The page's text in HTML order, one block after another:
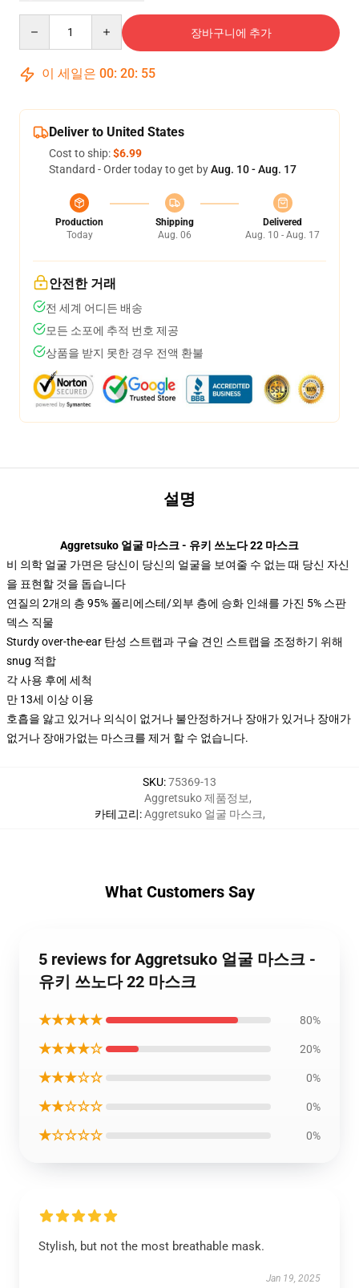
장바구니에 추가
이 세일은 00: 20: 54
Deliver to United States
Cost to ship:$6.99
Standard - Order today to get byAug. 10 - Aug. 17
Production
Today
Shipping
Aug. 06
Delivered
Aug. 10 - Aug. 17
안전한 거래
전 세계 어디든 배송
모든 소포에 추적 번호 제공
상품을 받지 못한 경우 전액 환불
설명
Aggretsuko 얼굴 마스크 - 유키 쓰노다 22 마스크
비 의학 얼굴 가면은 당신이 당신의 얼굴을 보여줄 수 없는 때 당신 자신
을 표현할 것을 돕습니다
연질의 2개의 층 95% 폴리에스테/외부 층에 승화 인쇄를 가진 5% 스판
덱스 직물
Sturdy over-the-ear 탄성 스트랩과 구슬 견인 스트랩을 조정하기 위해
snug 적합
각 사용 후에 세척
만 13세 이상 이용
호흡을 앓고 있거나 의식이 없거나 불안정하거나 장애가 있거나 장애가
없거나 장애가없는 마스크를 제거 할 수 없습니다.
SKU:75369-13
카테고리:
Aggretsuko 제품정보,
Aggretsuko 얼굴 마스크,
What Customers Say
5 reviews for Aggretsuko 얼굴 마스크 -
유키 쓰노다 22 마스크
★★★★★ 80%
★★★★☆ 20%
★★★☆☆ 0%
★★☆☆☆ 0%
★☆☆☆☆ 0%
Stylish, but not the most breathable mask.
Jan 19, 2025